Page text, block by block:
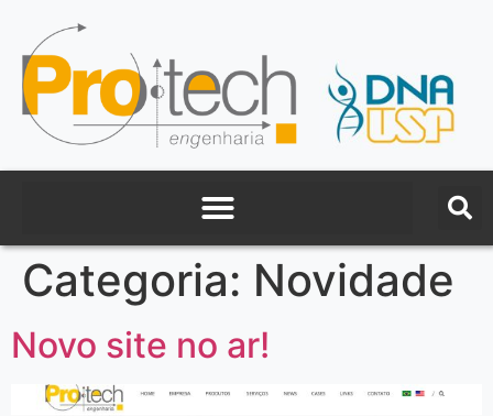
Categoria: Novidade
Novo site no ar!